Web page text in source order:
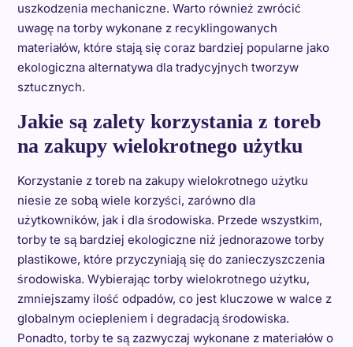
uszkodzenia mechaniczne. Warto również zwrócić
uwagę na torby wykonane z recyklingowanych
materiałów, które stają się coraz bardziej popularne jako
ekologiczna alternatywa dla tradycyjnych tworzyw
sztucznych.
Jakie są zalety korzystania z toreb
na zakupy wielokrotnego użytku
Korzystanie z toreb na zakupy wielokrotnego użytku
niesie ze sobą wiele korzyści, zarówno dla
użytkowników, jak i dla środowiska. Przede wszystkim,
torby te są bardziej ekologiczne niż jednorazowe torby
plastikowe, które przyczyniają się do zanieczyszczenia
środowiska. Wybierając torby wielokrotnego użytku,
zmniejszamy ilość odpadów, co jest kluczowe w walce z
globalnym ociepleniem i degradacją środowiska.
Ponadto, torby te są zazwyczaj wykonane z materiałów o